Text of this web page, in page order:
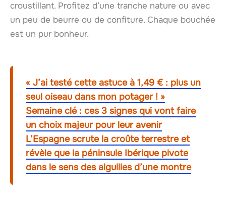
croustillant. Profitez d’une tranche nature ou avec
un peu de beurre ou de confiture. Chaque bouchée
est un pur bonheur.
« J’ai testé cette astuce à 1,49 € : plus un
seul oiseau dans mon potager ! »
Semaine clé : ces 3 signes qui vont faire
un choix majeur pour leur avenir
L’Espagne scrute la croûte terrestre et
révèle que la péninsule Ibérique pivote
dans le sens des aiguilles d’une montre